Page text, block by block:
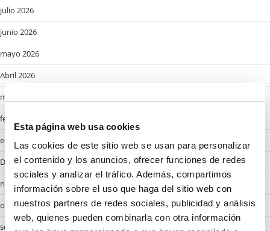
Esta página web usa cookies
Las cookies de este sitio web se usan para personalizar
el contenido y los anuncios, ofrecer funciones de redes
sociales y analizar el tráfico. Además, compartimos
información sobre el uso que haga del sitio web con
nuestros partners de redes sociales, publicidad y análisis
web, quienes pueden combinarla con otra información
julio 2026
junio 2026
mayo 2026
Abril 2026
marzo 2026
febrero 2026
enero 2026
Desembre 2025
noviembre 2025
octubre 2025
septiembre 2025